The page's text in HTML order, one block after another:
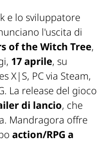
e lo sviluppatore
l'uscita di
of the Witch Tree,
17 aprile, su
X|S, PC via Steam,
La release del gioco
di lancio, che
Mandragora offre
action/RPG a